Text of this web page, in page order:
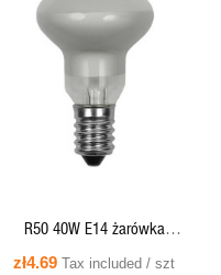
QUICK VIEW
R50 40W E14 żarówka
reflektorowa Bellight / Patron (+)
zł4.69 Tax included / szt